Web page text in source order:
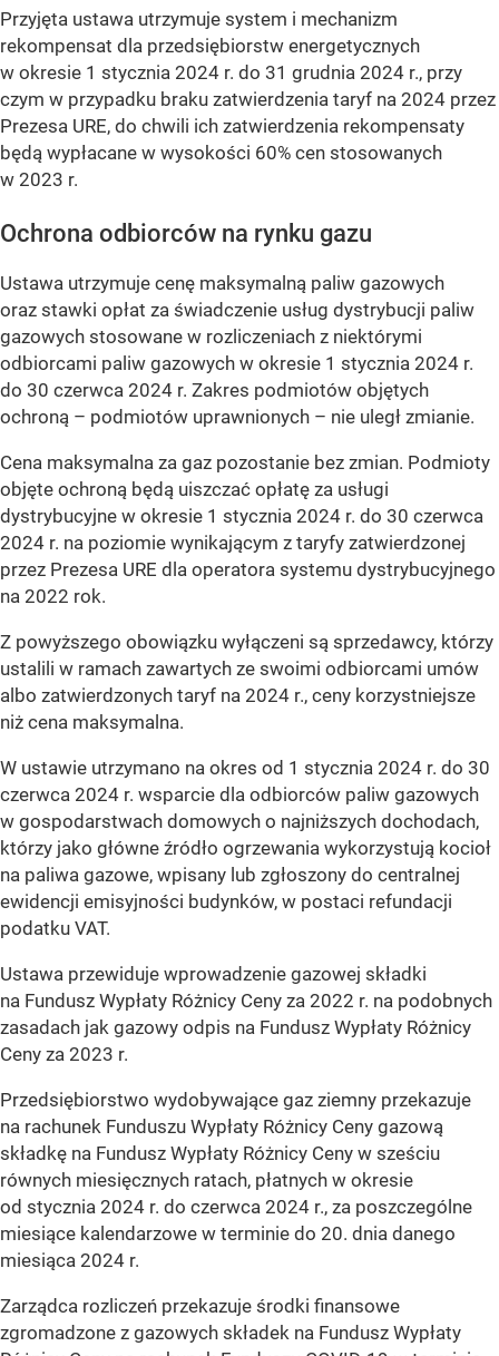
Przyjęta ustawa utrzymuje system i mechanizm
rekompensat dla przedsiębiorstw energetycznych
w okresie 1 stycznia 2024 r. do 31 grudnia 2024 r., przy
czym w przypadku braku zatwierdzenia taryf na 2024 przez
Prezesa URE, do chwili ich zatwierdzenia rekompensaty
będą wypłacane w wysokości 60% cen stosowanych
w 2023 r.
Ochrona odbiorców na rynku gazu
Ustawa utrzymuje cenę maksymalną paliw gazowych
oraz stawki opłat za świadczenie usług dystrybucji paliw
gazowych stosowane w rozliczeniach z niektórymi
odbiorcami paliw gazowych w okresie 1 stycznia 2024 r.
do 30 czerwca 2024 r. Zakres podmiotów objętych
ochroną – podmiotów uprawnionych – nie uległ zmianie.
Cena maksymalna za gaz pozostanie bez zmian. Podmioty
objęte ochroną będą uiszczać opłatę za usługi
dystrybucyjne w okresie 1 stycznia 2024 r. do 30 czerwca
2024 r. na poziomie wynikającym z taryfy zatwierdzonej
przez Prezesa URE dla operatora systemu dystrybucyjnego
na 2022 rok.
Z powyższego obowiązku wyłączeni są sprzedawcy, którzy
ustalili w ramach zawartych ze swoimi odbiorcami umów
albo zatwierdzonych taryf na 2024 r., ceny korzystniejsze
niż cena maksymalna.
W ustawie utrzymano na okres od 1 stycznia 2024 r. do 30
czerwca 2024 r. wsparcie dla odbiorców paliw gazowych
w gospodarstwach domowych o najniższych dochodach,
którzy jako główne źródło ogrzewania wykorzystują kocioł
na paliwa gazowe, wpisany lub zgłoszony do centralnej
ewidencji emisyjności budynków, w postaci refundacji
podatku VAT.
Ustawa przewiduje wprowadzenie gazowej składki
na Fundusz Wypłaty Różnicy Ceny za 2022 r. na podobnych
zasadach jak gazowy odpis na Fundusz Wypłaty Różnicy
Ceny za 2023 r.
Przedsiębiorstwo wydobywające gaz ziemny przekazuje
na rachunek Funduszu Wypłaty Różnicy Ceny gazową
składkę na Fundusz Wypłaty Różnicy Ceny w sześciu
równych miesięcznych ratach, płatnych w okresie
od stycznia 2024 r. do czerwca 2024 r., za poszczególne
miesiące kalendarzowe w terminie do 20. dnia danego
miesiąca 2024 r.
Zarządca rozliczeń przekazuje środki finansowe
zgromadzone z gazowych składek na Fundusz Wypłaty